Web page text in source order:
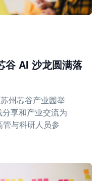
谷 AI 沙龙圆满落
州芯谷产业园举
享和产业交流为
与科研人员参